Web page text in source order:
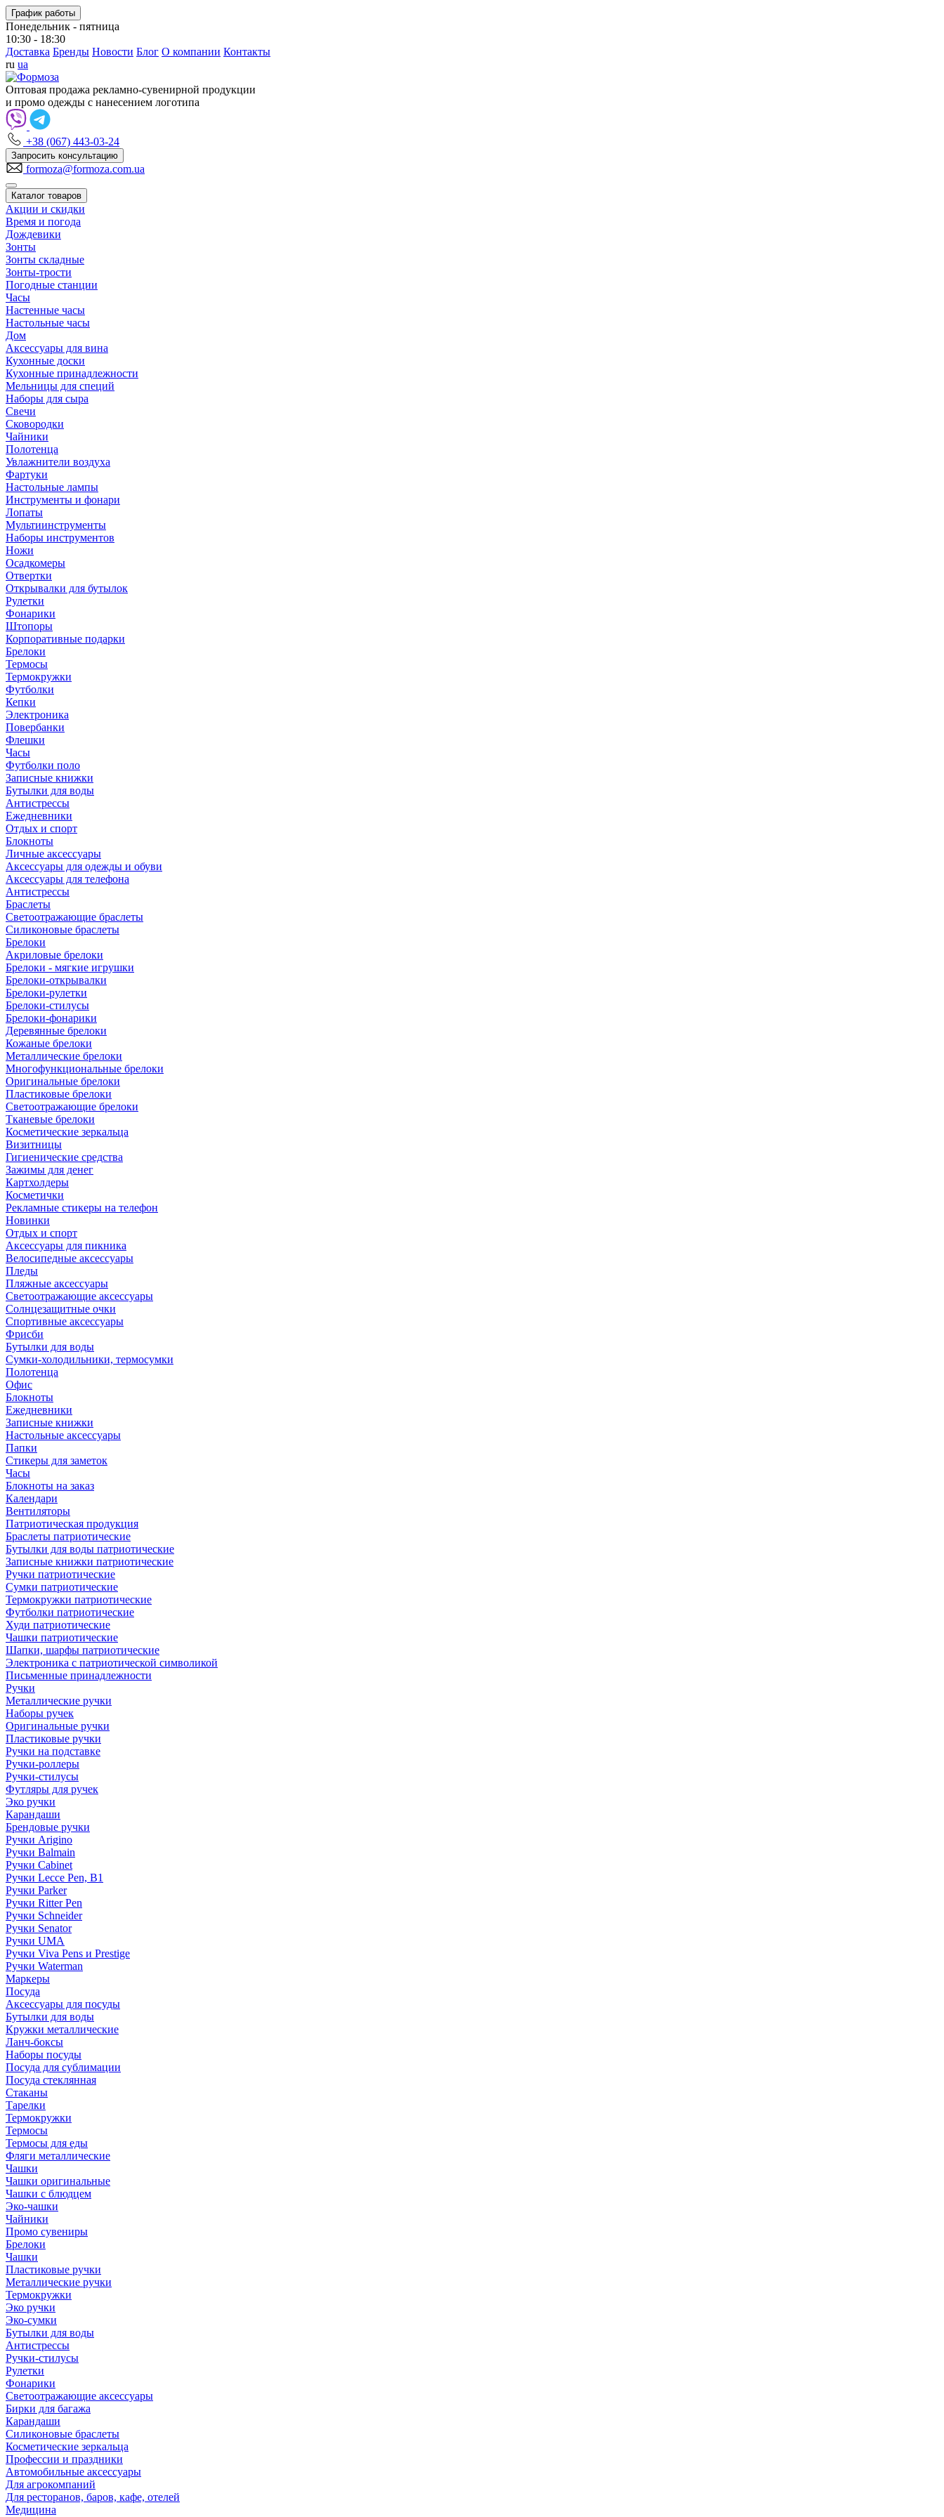
График работы
Понедельник - пятница
10:30 - 18:30
Доставка Бренды Новости Блог О компании Контакты
ru ua
Оптовая продажа рекламно-сувенирной продукции
и промо одежды с нанесением логотипа
+38 (067) 443-03-24
Запросить консультацию
formoza@formoza.com.ua
Каталог товаров
Акции и скидки
Время и погода
Дождевики
Зонты
Зонты складные
Зонты-трости
Погодные станции
Часы
Настенные часы
Настольные часы
Дом
Аксессуары для вина
Кухонные доски
Кухонные принадлежности
Мельницы для специй
Наборы для сыра
Свечи
Сковородки
Чайники
Полотенца
Увлажнители воздуха
Фартуки
Настольные лампы
Инструменты и фонари
Лопаты
Мультиинструменты
Наборы инструментов
Ножи
Осадкомеры
Отвертки
Открывалки для бутылок
Рулетки
Фонарики
Штопоры
Корпоративные подарки
Брелоки
Термосы
Термокружки
Футболки
Кепки
Электроника
Повербанки
Флешки
Часы
Футболки поло
Записные книжки
Бутылки для воды
Антистрессы
Ежедневники
Отдых и спорт
Блокноты
Личные аксессуары
Аксессуары для одежды и обуви
Аксессуары для телефона
Антистрессы
Браслеты
Светоотражающие браслеты
Силиконовые браслеты
Брелоки
Акриловые брелоки
Брелоки - мягкие игрушки
Брелоки-открывалки
Брелоки-рулетки
Брелоки-стилусы
Брелоки-фонарики
Деревянные брелоки
Кожаные брелоки
Металлические брелоки
Многофункциональные брелоки
Оригинальные брелоки
Пластиковые брелоки
Светоотражающие брелоки
Тканевые брелоки
Косметические зеркальца
Визитницы
Гигиенические средства
Зажимы для денег
Картхолдеры
Косметички
Рекламные стикеры на телефон
Новинки
Отдых и спорт
Аксессуары для пикника
Велосипедные аксессуары
Пледы
Пляжные аксессуары
Светоотражающие аксессуары
Солнцезащитные очки
Спортивные аксессуары
Фрисби
Бутылки для воды
Сумки-холодильники, термосумки
Полотенца
Офис
Блокноты
Ежедневники
Записные книжки
Настольные аксессуары
Папки
Стикеры для заметок
Часы
Блокноты на заказ
Календари
Вентиляторы
Патриотическая продукция
Браслеты патриотические
Бутылки для воды патриотические
Записные книжки патриотические
Ручки патриотические
Сумки патриотические
Термокружки патриотические
Футболки патриотические
Худи патриотические
Чашки патриотические
Шапки, шарфы патриотические
Электроника с патриотической символикой
Письменные принадлежности
Ручки
Металлические ручки
Наборы ручек
Оригинальные ручки
Пластиковые ручки
Ручки на подставке
Ручки-роллеры
Ручки-стилусы
Футляры для ручек
Эко ручки
Карандаши
Брендовые ручки
Ручки Arigino
Ручки Balmain
Ручки Cabinet
Ручки Lecce Pen, B1
Ручки Parker
Ручки Ritter Pen
Ручки Schneider
Ручки Senator
Ручки UMA
Ручки Viva Pens и Prestige
Ручки Waterman
Маркеры
Посуда
Аксессуары для посуды
Бутылки для воды
Кружки металлические
Ланч-боксы
Наборы посуды
Посуда для сублимации
Посуда стеклянная
Стаканы
Тарелки
Термокружки
Термосы
Термосы для еды
Фляги металлические
Чашки
Чашки оригинальные
Чашки с блюдцем
Эко-чашки
Чайники
Промо сувениры
Брелоки
Чашки
Пластиковые ручки
Металлические ручки
Термокружки
Эко ручки
Эко-сумки
Бутылки для воды
Антистрессы
Ручки-стилусы
Рулетки
Фонарики
Светоотражающие аксессуары
Бирки для багажа
Карандаши
Силиконовые браслеты
Косметические зеркальца
Профессии и праздники
Автомобильные аксессуары
Для агрокомпаний
Для ресторанов, баров, кафе, отелей
Медицина